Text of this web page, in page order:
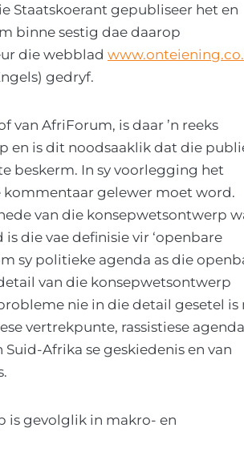
Staatskoerant gepubliseer het en
binne sestig dae daarop
die webblad
gedryf.
van AfriForum, is daar ’n reeks
en is dit noodsaaklik dat die
beskerm. In sy voorlegging het
gelewer moet word.
van die konsepwetsontwerp
die vae definisie vir ‘openbare
sy politieke agenda as die
van die konsepwetsontwerp
nie in die detail gesetel is
vertrekpunte, rassistiese
Afrika se geskiedenis en van
is gevolglik in makro- en